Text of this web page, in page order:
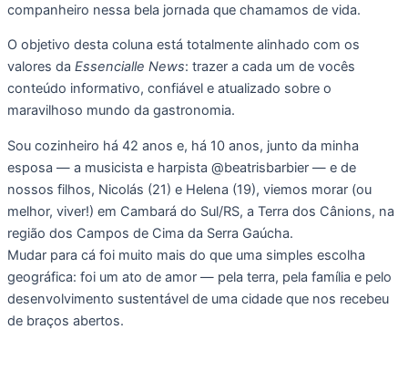
companheiro nessa bela jornada que chamamos de vida.
O objetivo desta coluna está totalmente alinhado com os
valores da Essencialle News: trazer a cada um de vocês
conteúdo informativo, confiável e atualizado sobre o
maravilhoso mundo da gastronomia.
Sou cozinheiro há 42 anos e, há 10 anos, junto da minha
esposa — a musicista e harpista @beatrisbarbier — e de
nossos filhos, Nicolás (21) e Helena (19), viemos morar (ou
melhor, viver!) em Cambará do Sul/RS, a Terra dos Cânions, na
região dos Campos de Cima da Serra Gaúcha.
Mudar para cá foi muito mais do que uma simples escolha
geográfica: foi um ato de amor — pela terra, pela família e pelo
desenvolvimento sustentável de uma cidade que nos recebeu
de braços abertos.